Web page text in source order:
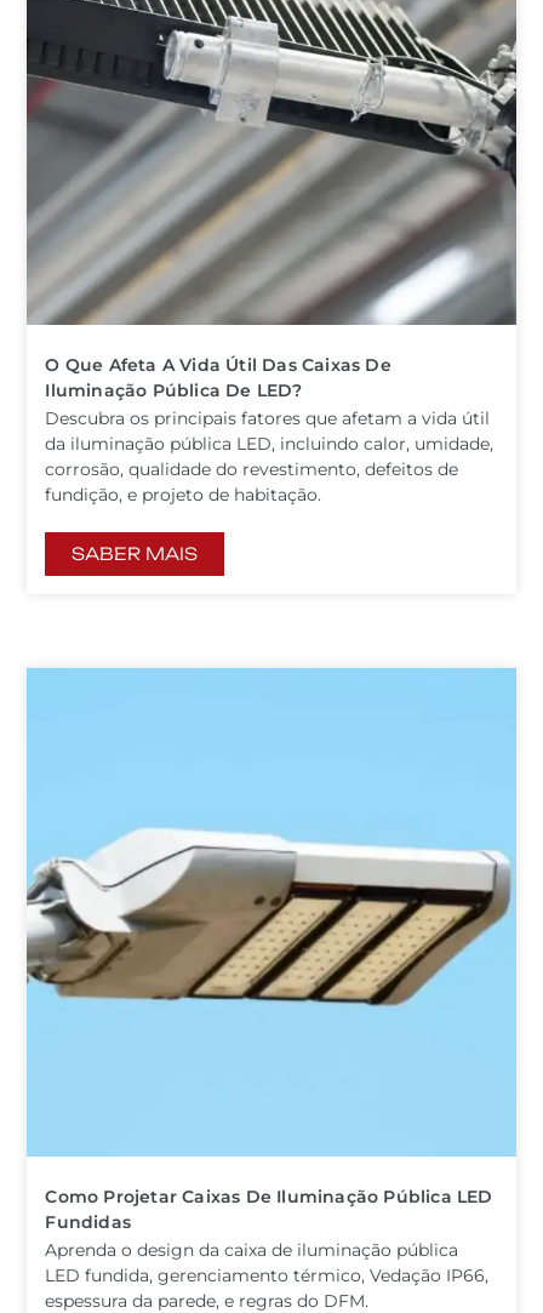
O Que Afeta A Vida Útil Das Caixas De
Iluminação Pública De LED?
Descubra os principais fatores que afetam a vida útil
da iluminação pública LED, incluindo calor, umidade,
corrosão, qualidade do revestimento, defeitos de
fundição, e projeto de habitação.
SABER MAIS
Como Projetar Caixas De Iluminação Pública LED
Fundidas
Aprenda o design da caixa de iluminação pública
LED fundida, gerenciamento térmico, Vedação IP66,
espessura da parede, e regras do DFM.